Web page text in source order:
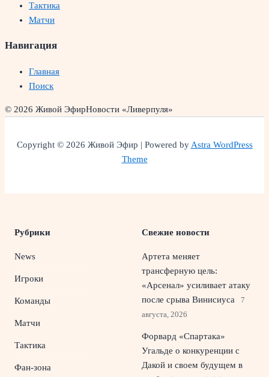
Тактика
Матчи
Навигация
Главная
Поиск
© 2026 Живой ЭфирНовости «Ливерпуля»
Copyright © 2026 Живой Эфир | Powered byAstra WordPress
Theme
Рубрики
News
Игроки
Команды
Матчи
Тактика
Фан-зона
Свежие новости
Артета меняет
трансферную цель:
«Арсенал» усиливает атаку
после срыва Винисиуса
7
августа, 2026
Форвард «Спартака»
Угальде о конкуренции с
Дакой и своем будущем в